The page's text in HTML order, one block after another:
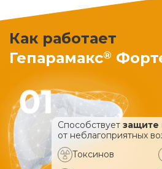
Как работает
Гепарамакс®
Способствует защите
от неблагоприятных
Токсинов